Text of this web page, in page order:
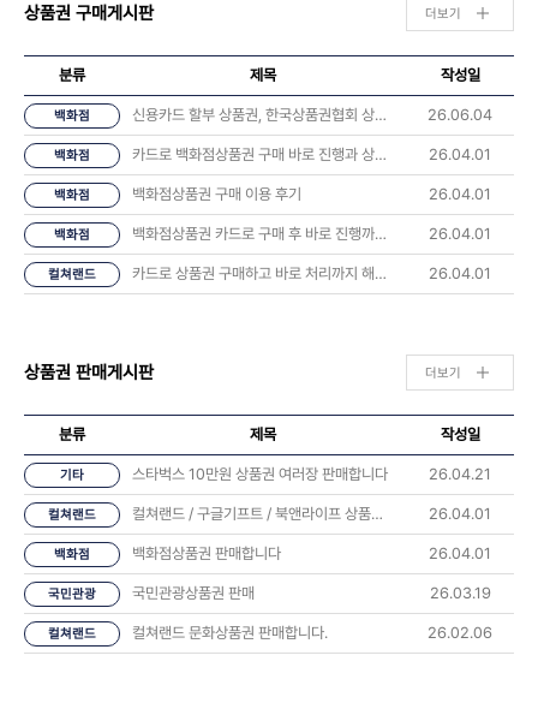
상품권 구매게시판 더보기
분류 제목 작성일
백화점 신용카드 할부 상품권, 한국상품권협회 상담 후기 나눠요 💬 26.06.04
백화점 카드로 백화점상품권 구매 바로 진행과 상품권 오는시간 너무 좋았습니다. 26.04.01
백화점 백화점상품권 구매 이용 후기 26.04.01
백화점 백화점상품권 카드로 구매 후 바로 진행까지 해봤습니다 26.04.01
컬쳐랜드 카드로 상품권 구매하고 바로 처리까지 해봤습니다 후기 26.04.01
상품권 판매게시판 더보기
분류 제목 작성일
기타 스타벅스 10만원 상품권 여러장 판매합니다 26.04.21
컬쳐랜드 컬쳐랜드 / 구글기프트 / 북앤라이프 상품권 판매합니다 26.04.01
백화점 백화점상품권 판매합니다 26.04.01
국민관광 국민관광상품권 판매 26.03.19
컬쳐랜드 컬쳐랜드 문화상품권 판매합니다. 26.02.06